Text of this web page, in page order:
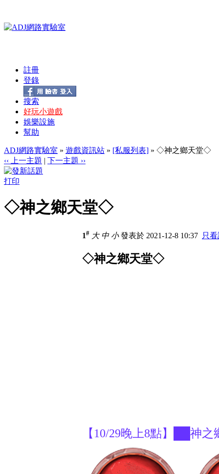
註冊
登錄
搜索
好玩小遊戲
娛樂設施
幫助
ADJ網路實驗室 » 遊戲資訊站 » [私服列表] » ◇神之鄉天堂◇
‹‹ 上一主題 | 下一主題 ››
打印
◇神之鄉天堂◇
1# 大 中 小發表於 2021-12-8 10:37 只
◇神之鄉天堂◇
【10/29晚上8點】██神